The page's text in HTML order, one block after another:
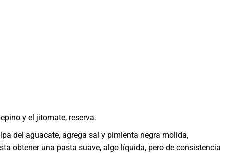
y el jitomate, reserva.
del aguacate, agrega sal y pimienta negra molida,
obtener una pasta suave, algo líquida, pero de consistencia